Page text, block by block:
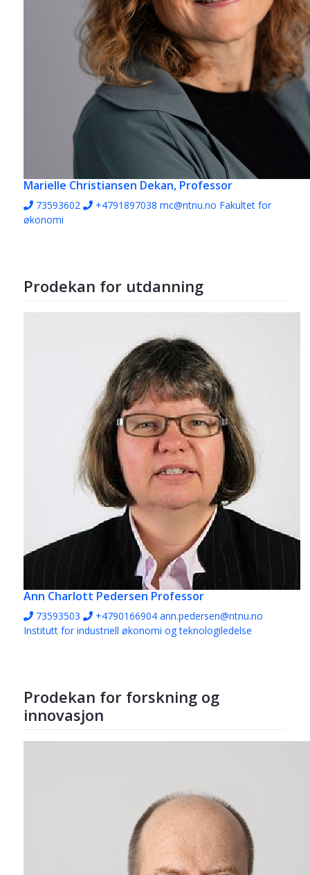
Marielle Christiansen Dekan, Professor
73593602 +4791897038 mc@ntnu.no Fakultet for
økonomi
Prodekan for utdanning
Ann Charlott Pedersen Professor
73593503 +4790166904 ann.pedersen@ntnu.no
Institutt for industriell økonomi og teknologiledelse
Prodekan for forskning og
innovasjon